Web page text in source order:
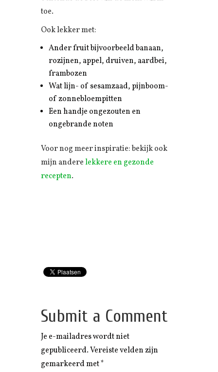
toe.
Ook lekker met:
Ander fruit bijvoorbeeld banaan,
rozijnen, appel, druiven, aardbei,
frambozen
Wat lijn- of sesamzaad, pijnboom-
of zonnebloempitten
Een handje ongezouten en
ongebrande noten
Voor nog meer inspiratie: bekijk ook
mijn anderelekkere en gezonde
recepten.
Submit a Comment
Je e-mailadres wordt niet
gepubliceerd.Vereiste velden zijn
gemarkeerd met*